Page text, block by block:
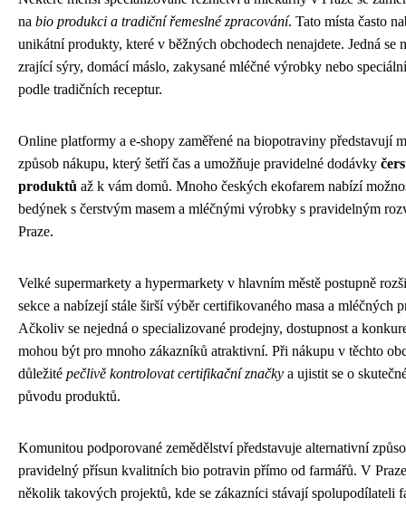
na bio produkci a tradiční řemeslné zpracování. Tato místa často
unikátní produkty, které v běžných obchodech nenajdete. Jedná se
zrající sýry, domácí máslo, zakysané mléčné výrobky nebo
podle tradičních receptur.
Online platformy a e-shopy zaměřené na biopotraviny představují
způsob nákupu, který šetří čas a umožňuje pravidelné dodávky
produktů až k vám domů. Mnoho českých ekofarem nabízí
bedýnek s čerstvým masem a mléčnými výrobky s pravidelným
Praze.
Velké supermarkety a hypermarkety v hlavním městě postupně
sekce a nabízejí stále širší výběr certifikovaného masa a mléčných
Ačkoliv se nejedná o specializované prodejny, dostupnost a
mohou být pro mnoho zákazníků atraktivní. Při nákupu v těchto
důležité pečlivě kontrolovat certifikační značky a ujistit se o
původu produktů.
Komunitou podporované zemědělství představuje alternativní
pravidelný přísun kvalitních bio potravin přímo od farmářů. V
několik takových projektů, kde se zákazníci stávají spolupodílateli